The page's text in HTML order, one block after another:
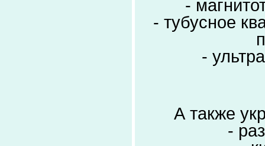
-
- тубусное
-
А также
-